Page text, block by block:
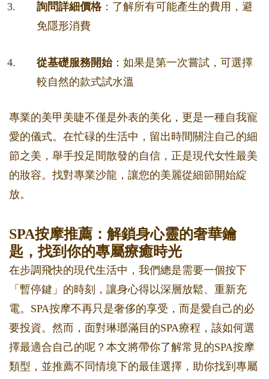
詢問詳細價格：了解所有可能產生的費用，避
免隱形消費
從基礎服務開始：如果是第一次嘗試，可選擇
較自然的款式試水溫
專業的美甲美睫不僅是外表的美化，更是一種自我寵
愛的儀式。在忙碌的生活中，留出時間關注自己的細
節之美，舉手投足間散發的自信，正是現代女性最美
的妝容。找對專業沙龍，讓您的美麗從細節開始綻
放。
SPA按摩推薦：解鎖身心靈的奢華鑰
匙，找到你的專屬療癒時光
在步調飛快的現代生活中，我們總是需要一個按下
「暫停鍵」的時刻，讓身心得以深層放鬆、重新充
電。SPA按摩不再只是奢侈的享受，而是愛自己的必
要投資。然而，面對琳瑯滿目的SPA療程，該如何選
擇最適合自己的呢？本文將帶你了解常見的SPA按摩
類型，並推薦不同情境下的最佳選擇，助你找到專屬